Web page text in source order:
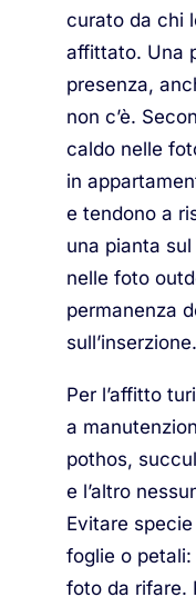
curato da chi
affittato. Una
presenza,
non c’è.
caldo nelle
in
e tendono a
una pianta
nelle foto
permanenza
sull’inserzione.
Per l’affitto
a
pothos,
e l’altro
Evitare
foglie o
foto da rifare.